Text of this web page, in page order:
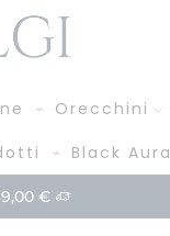
Orecchini
Black Aura
€